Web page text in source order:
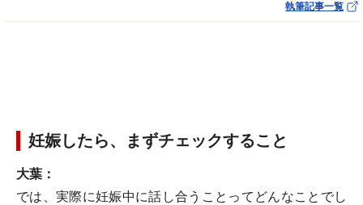
執筆記事一覧
妊娠したら、まずチェックすること
大葉：
では、実際に妊娠中に話し合うことってどんなことでし